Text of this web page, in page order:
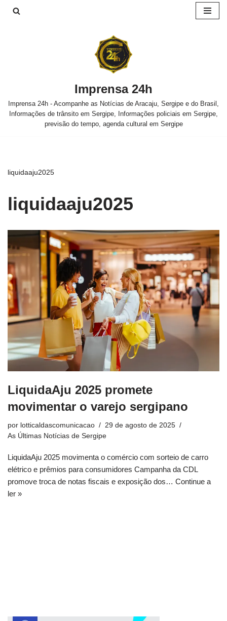
Imprensa 24h
Imprensa 24h - Acompanhe as Notícias de Aracaju, Sergipe e do Brasil,
Informações de trânsito em Sergipe, Informações policiais em Sergipe,
previsão do tempo, agenda cultural em Sergipe
liquidaaju2025
liquidaaju2025
LiquidaAju 2025 promete
movimentar o varejo sergipano
por lotticaldascomunicacao
29 de agosto de 2025
As Últimas Notícias de Sergipe
LiquidaAju 2025 movimenta o comércio com sorteio de carro
elétrico e prêmios para consumidores Campanha da CDL
promove troca de notas fiscais e exposição dos… Continue a
ler »